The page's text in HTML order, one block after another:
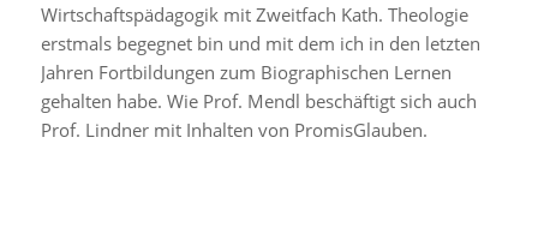
Wirtschaftspädagogik mit Zweitfach Kath. Theologie
erstmals begegnet bin und mit dem ich in den letzten
Jahren Fortbildungen zum Biographischen Lernen
gehalten habe. Wie Prof. Mendl beschäftigt sich auch
Prof. Lindner mit Inhalten von PromisGlauben.